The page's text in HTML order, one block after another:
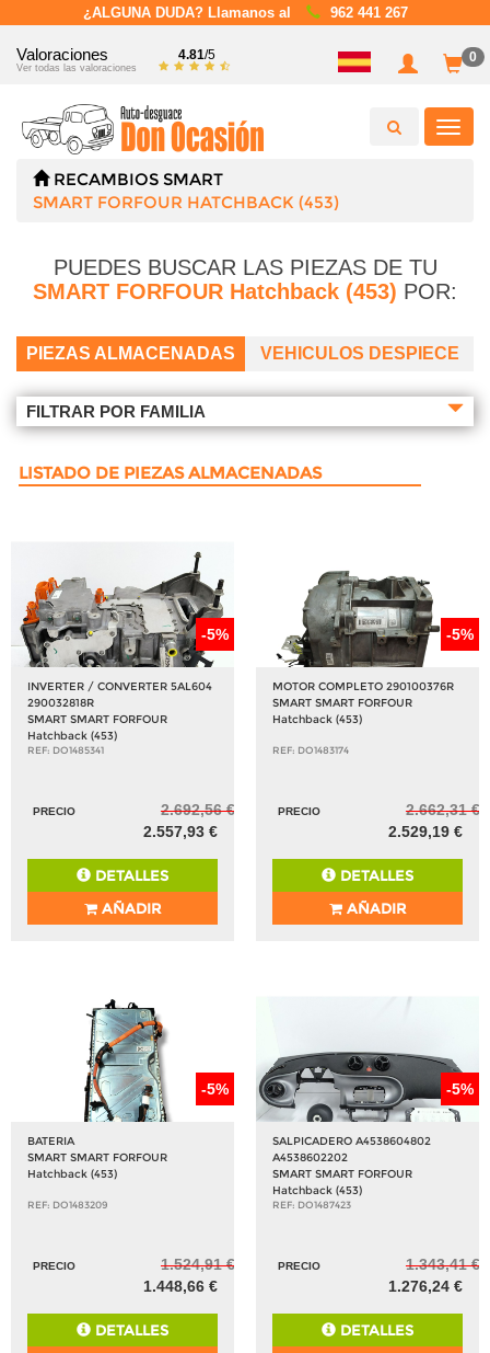
¿ALGUNA DUDA? Llamanos al 962 441 267
Valoraciones
Ver todas las valoraciones
4.81/5 0
RECAMBIOS SMART
SMART FORFOUR HATCHBACK (453)
PUEDES BUSCAR LAS PIEZAS DE TU
SMART FORFOUR Hatchback (453) POR:
PIEZAS ALMACENADAS VEHICULOS DESPIECE
FILTRAR POR FAMILIA
LISTADO DE PIEZAS ALMACENADAS
-5%
INVERTER / CONVERTER 5AL604
290032818R
SMART SMART FORFOUR
Hatchback (453)
REF: DO1485341
PRECIO
2.692,56 €
2.557,93 €
DETALLES
AÑADIR
-5%
MOTOR COMPLETO 290100376R
SMART SMART FORFOUR
Hatchback (453)
REF: DO1483174
PRECIO
2.662,31 €
2.529,19 €
DETALLES
AÑADIR
-5%
BATERIA
SMART SMART FORFOUR
Hatchback (453)
REF: DO1483209
PRECIO
1.524,91 €
1.448,66 €
DETALLES
-5%
SALPICADERO A4538604802
A4538602202
SMART SMART FORFOUR
Hatchback (453)
REF: DO1487423
PRECIO
1.343,41 €
1.276,24 €
DETALLES